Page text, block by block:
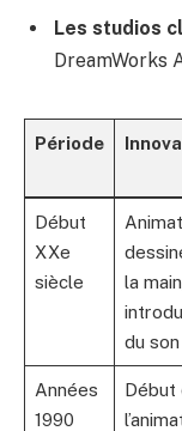
Les studios
DreamWorks
Période
Début
XXe
siècle
la main,
du son
Années
1990
Début